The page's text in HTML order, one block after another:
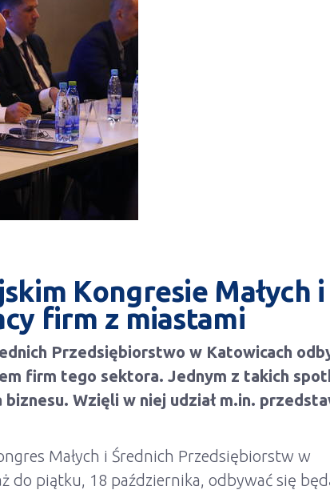
Kongresie Małych i
firm z miastami
Przedsiębiorstwo w Katowicach
firm tego sektora. Jednym z takich
Wzięli w niej udział m.in.
Małych i Średnich Przedsiębiorstw w
do piątku, 18 października, odbywać się